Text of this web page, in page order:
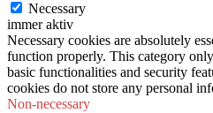
Necessary
immer aktiv
Necessary cookies are absolutely
function properly. This category
basic functionalities and security
cookies do not store any personal
Non-necessary